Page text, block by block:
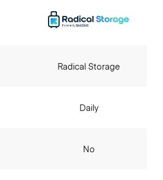
Radical Storage
Daily
No